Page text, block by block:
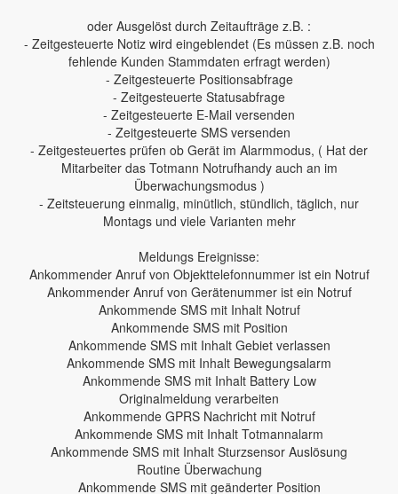
oder Ausgelöst durch Zeitaufträge z.B. :
- Zeitgesteuerte Notiz wird eingeblendet (Es müssen z.B. noch
fehlende Kunden Stammdaten erfragt werden)
- Zeitgesteuerte Positionsabfrage
- Zeitgesteuerte Statusabfrage
- Zeitgesteuerte E-Mail versenden
- Zeitgesteuerte SMS versenden
- Zeitgesteuertes prüfen ob Gerät im Alarmmodus, ( Hat der
Mitarbeiter das Totmann Notrufhandy auch an im
Überwachungsmodus )
- Zeitsteuerung einmalig, minütlich, stündlich, täglich, nur
Montags und viele Varianten mehr
Meldungs Ereignisse:
Ankommender Anruf von Objekttelefonnummer ist ein Notruf
Ankommender Anruf von Gerätenummer ist ein Notruf
Ankommende SMS mit Inhalt Notruf
Ankommende SMS mit Position
Ankommende SMS mit Inhalt Gebiet verlassen
Ankommende SMS mit Inhalt Bewegungsalarm
Ankommende SMS mit Inhalt Battery Low
Originalmeldung verarbeiten
Ankommende GPRS Nachricht mit Notruf
Ankommende SMS mit Inhalt Totmannalarm
Ankommende SMS mit Inhalt Sturzsensor Auslösung
Routine Überwachung
Ankommende SMS mit geänderter Position